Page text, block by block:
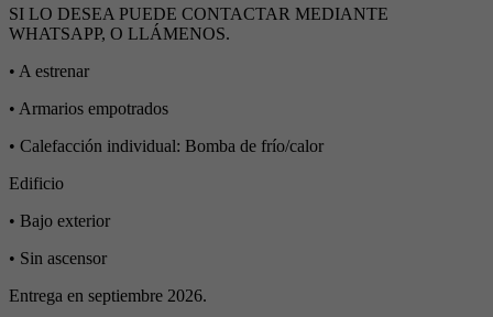
SI LO DESEA PUEDE CONTACTAR MEDIANTE
WHATSAPP, O LLÁMENOS.
• A estrenar
• Armarios empotrados
• Calefacción individual: Bomba de frío/calor
Edificio
• Bajo exterior
• Sin ascensor
Entrega en septiembre 2026.